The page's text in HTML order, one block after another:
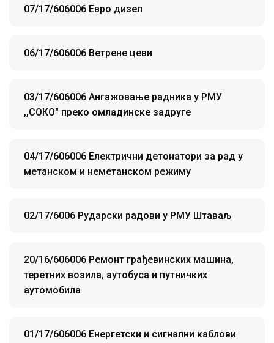
07/17/606006 Eвро дизел
06/17/606006 Ветрене цеви
03/17/606006 Ангажовање радника у РМУ
,,СОКО" преко омладинске задруге
04/17/606006 Електрични детонатори за рад у
метанском и неметанском режиму
02/17/6006 Рударски радови у РМУ Штаваљ
20/16/606006 Ремонт грађевинских машина,
теретних возила, аутобуса и путничких
аутомобила
01/17/606006 Енергетски и сигнални каблови